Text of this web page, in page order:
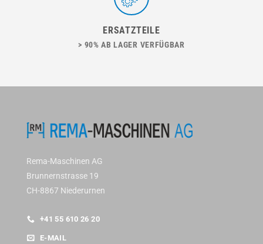
ERSATZTEILE
> 90% AB LAGER VERFÜGBAR
Rema-Maschinen AG
Brunnernstrasse 19
CH-8867 Niederurnen
+41 55 610 26 20
E-MAIL